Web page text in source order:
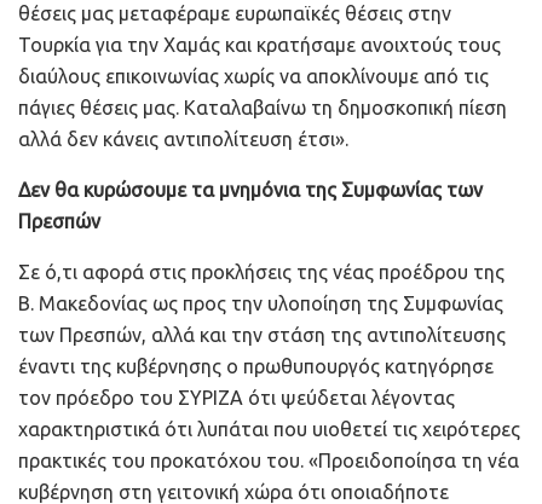
θέσεις μας μεταφέραμε ευρωπαϊκές θέσεις στην
Τουρκία για την Χαμάς και κρατήσαμε ανοιχτούς τους
διαύλους επικοινωνίας χωρίς να αποκλίνουμε από τις
πάγιες θέσεις μας. Καταλαβαίνω τη δημοσκοπική πίεση
αλλά δεν κάνεις αντιπολίτευση έτσι».
Δεν θα κυρώσουμε τα μνημόνια της Συμφωνίας των
Πρεσπών
Σε ό,τι αφορά στις προκλήσεις της νέας προέδρου της
Β. Μακεδονίας ως προς την υλοποίηση της Συμφωνίας
των Πρεσπών, αλλά και την στάση της αντιπολίτευσης
έναντι της κυβέρνησης ο πρωθυπουργός κατηγόρησε
τον πρόεδρο του ΣΥΡΙΖΑ ότι ψεύδεται λέγοντας
χαρακτηριστικά ότι λυπάται που υιοθετεί τις χειρότερες
πρακτικές του προκατόχου του. «Προειδοποίησα τη νέα
κυβέρνηση στη γειτονική χώρα ότι οποιαδήποτε